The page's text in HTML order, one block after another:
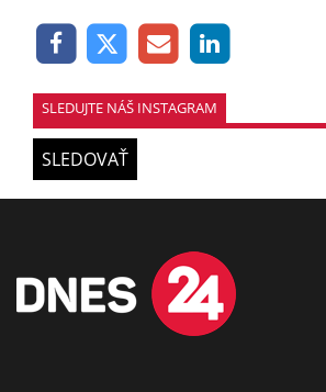
SLEDUJTE NÁŠ INSTAGRAM
SLEDOVAŤ